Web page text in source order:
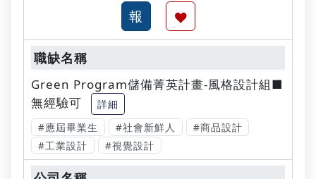
Green Program儲備菁英計畫-風格設計組■
無經驗可
詳細
#應屆畢業生
#社會新鮮人
#商品設計
#工業設計
#視覺設計